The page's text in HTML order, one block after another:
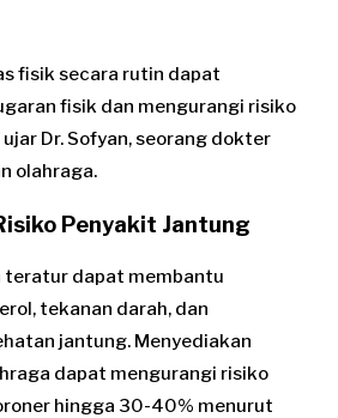
fisik secara rutin dapat
fisik dan mengurangi risiko
Dr. Sofyan, seorang dokter
olahraga.
Penyakit Jantung
teratur dapat membantu
tekanan darah, dan
jantung. Menyediakan
dapat mengurangi risiko
hingga 30-40% menurut